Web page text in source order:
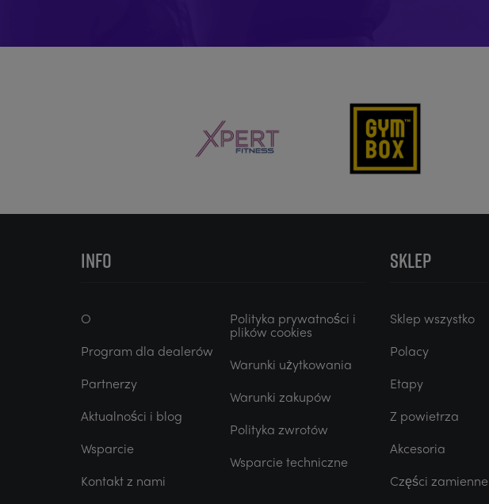
INFO
O
Program dla dealerów
Partnerzy
Aktualności i blog
Wsparcie
Kontakt z nami
Polityka prywatności i
plików cookies
Warunki użytkowania
Warunki zakupów
Polityka zwrotów
Wsparcie techniczne
SKLEP
Sklep wszystko
Polacy
Etapy
Z powietrza
Akcesoria
Części zamienne